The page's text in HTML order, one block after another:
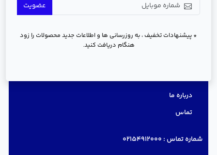
عضویت
* پیشنهادات تخفیف ، به روزرسانی ها و اطلاعات جدید محصولات را زود
هنگام دریافت کنید.
درباره ما
تماس
شماره تماس : 02154912000